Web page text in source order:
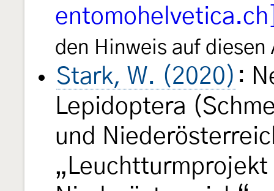
den Hinweis auf diesen
Stark, W. (2020) :
Lepidoptera
und